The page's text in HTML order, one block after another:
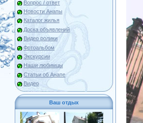
Вопрос / ответ
Новости Анапы
Каталог жилья
Доска объявлений
Видео ролики
Фотоальбом
Экскурсии
Наши любимцы
Статьи об Анапе
Видео
Ваш отдых